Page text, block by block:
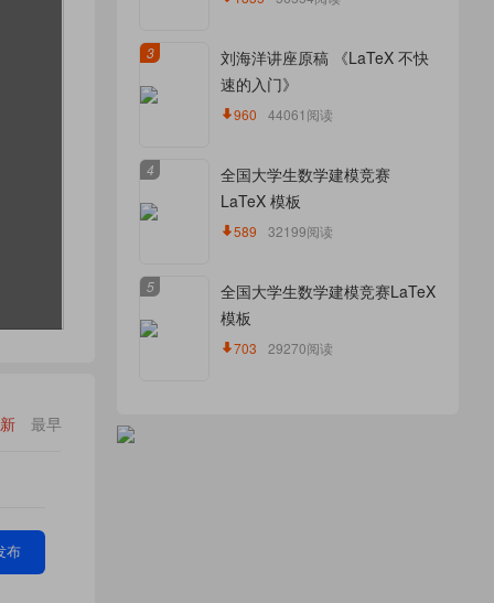
最早
布
3
刘海洋讲座原稿 《LaTeX 不快
速的入门》
960 44061阅读
4
全国大学生数学建模竞赛
LaTeX 模板
589 32199阅读
5
全国大学生数学建模竞赛LaTeX
模板
703 29270阅读